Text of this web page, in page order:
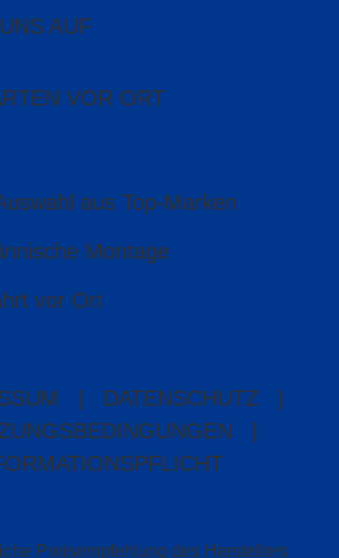
AUF
VOR ORT
aus Top-Marken
Montage
vor Ort
DATENSCHUTZ
Preisempfehlung des Herstellers